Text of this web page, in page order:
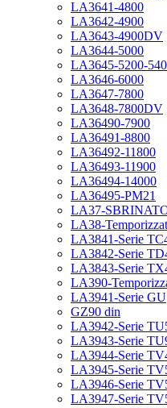
LA3641-4800
LA3642-4900
LA3643-4900DV
LA3644-5000
LA3645-5200-
LA3646-6000
LA3647-7800
LA3648-7800DV
LA36490-7900
LA36491-8800
LA36492-11800
LA36493-11900
LA36494-14000
LA36495-PM21
LA37-
LA38-
LA3841-Serie
LA3842-Serie
LA3843-Serie
LA390-
LA3941-Serie GU
GZ90 din
LA3942-Serie
LA3943-Serie
LA3944-Serie
LA3945-Serie
LA3946-Serie
LA3947-Serie